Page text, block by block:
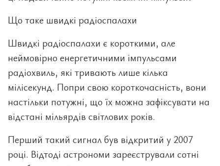
Що таке швидкі радіоспалахи
Швидкі радіоспалахи є короткими, але
неймовірно енергетичними імпульсами
радіохвиль, які тривають лише кілька
мілісекунд. Попри свою короткочасність, вони
настільки потужні, що їх можна зафіксувати на
відстані мільярдів світлових років.
Перший такий сигнал був відкритий у 2007
році. Відтоді астрономи зареєстрували сотні